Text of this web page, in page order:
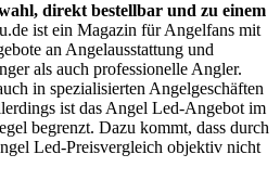
direkt bestellbar und zu einem
ist ein Magazin für Angelfans mit
an Angelausstattung und
als auch professionelle Angler.
in spezialisierten Angelgeschäften
ist das Angel Led-Angebot im
begrenzt. Dazu kommt, dass durch
Led-Preisvergleich objektiv nicht